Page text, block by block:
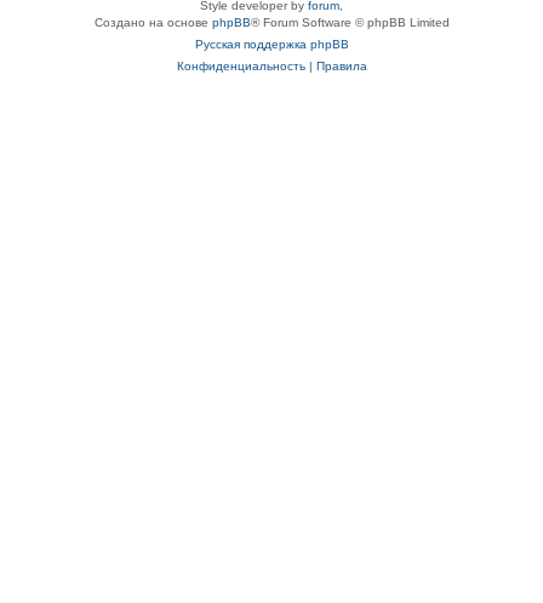
Style developer by forum
Создано на основе phpBB® Forum Software © phpBB Limited
Русская поддержка phpBB
Конфиденциальность| Правила